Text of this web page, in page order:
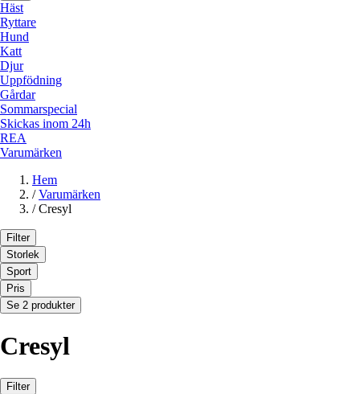
Häst
Ryttare
Hund
Katt
Djur
Uppfödning
Gårdar
Sommarspecial
Skickas inom 24h
REA
Varumärken
Hem
/ Varumärken
/ Cresyl
Filter
Storlek
Sport
Pris
Se 2 produkter
Cresyl
Filter